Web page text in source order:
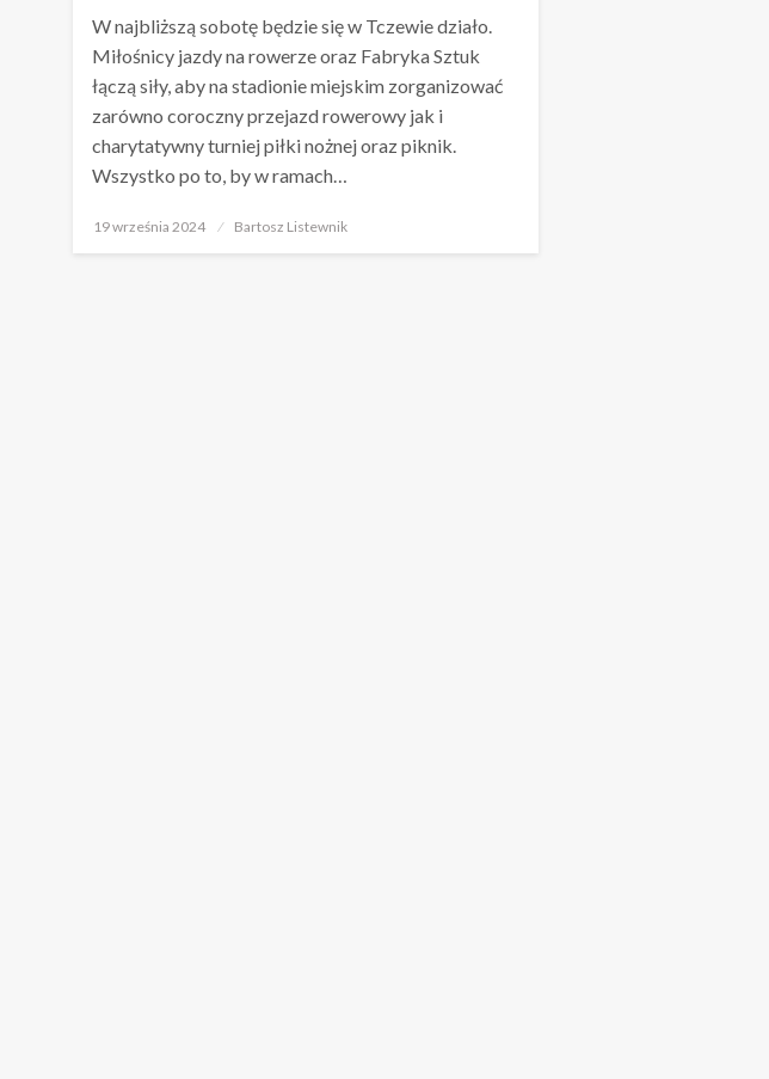
W najbliższą sobotę będzie się w Tczewie działo.
Miłośnicy jazdy na rowerze oraz Fabryka Sztuk
łączą siły, aby na stadionie miejskim zorganizować
zarówno coroczny przejazd rowerowy jak i
charytatywny turniej piłki nożnej oraz piknik.
Wszystko po to, by w ramach…
Opublikowane
19 września 2024 Bartosz Listewnik